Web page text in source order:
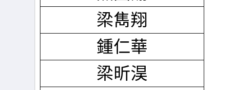
梁雋翔
鍾仁華
梁昕淏